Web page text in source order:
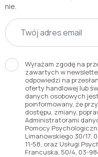
nie.
Wyrażam zgodę na
zawartych w
odpowiedzi na
oferty handlowej lub
danych osobowych
poinformowany, że
dostępu, zmiany,
Administratorami
Pomocy
Limanowskiego 30/17,
11-58, oraz Usługi
Francuska, 50/4, 03-